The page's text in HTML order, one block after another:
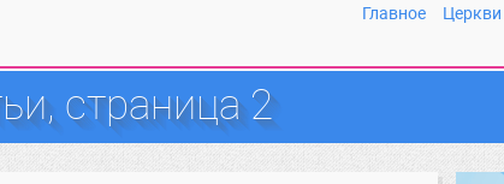
Главное Церкви
страница 2